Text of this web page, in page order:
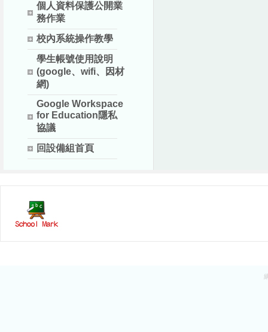
個人資料保護公開業
務作業
校內系統操作教學
學生帳號使用說明
(google、wifi、因材
網)
Google Workspace
for Education隱私
協議
回設備組首頁